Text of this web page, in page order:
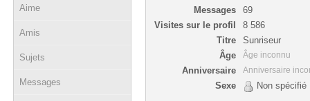
Aime
Amis
Sujets
Messages
Messages
69
Visites sur le profil
8 586
Titre
Sunriseur
Âge
Âge inconnu
Anniversaire Anniversaire
Sexe Non spécifié